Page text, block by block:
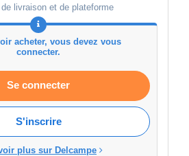
livraison et de plateforme
acheter, vous devez vous
connecter.
Se connecter
S'inscrire
plus sur Delcampe